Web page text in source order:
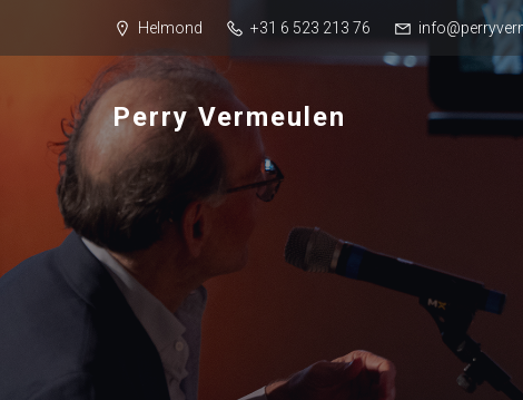
Helmond +31 6 523 213 76
Perry Vermeulen